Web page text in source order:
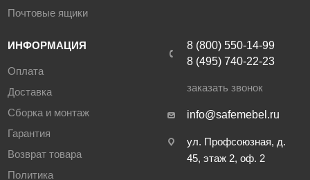
Почтовые ящики
ИНФОРМАЦИЯ
Оплата
Доставка
Сборка и монтаж
Гарантия
Возврат товара
Политика
8 (800) 550-14-99
8 (495) 740-22-23
заказать звонок
info@safemebel.ru
ул. Профсоюзная, д.
45, этаж 2, оф. 2